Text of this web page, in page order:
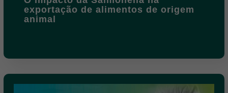
exportação de alimentos de origem
animal